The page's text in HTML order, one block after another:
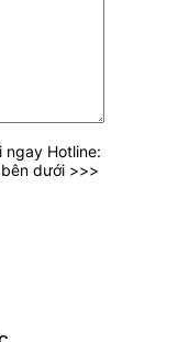
ngay Hotline:
dưới >>>